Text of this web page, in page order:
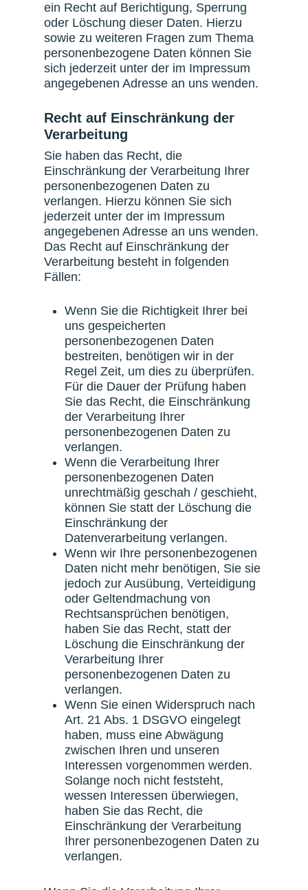
ein Recht auf Berichtigung, Sperrung
oder Löschung dieser Daten. Hierzu
sowie zu weiteren Fragen zum Thema
personenbezogene Daten können Sie
sich jederzeit unter der im Impressum
angegebenen Adresse an uns wenden.
Recht auf Einschränkung der
Verarbeitung
Sie haben das Recht, die
Einschränkung der Verarbeitung Ihrer
personenbezogenen Daten zu
verlangen. Hierzu können Sie sich
jederzeit unter der im Impressum
angegebenen Adresse an uns wenden.
Das Recht auf Einschränkung der
Verarbeitung besteht in folgenden
Fällen:
Wenn Sie die Richtigkeit Ihrer bei
uns gespeicherten
personenbezogenen Daten
bestreiten, benötigen wir in der
Regel Zeit, um dies zu überprüfen.
Für die Dauer der Prüfung haben
Sie das Recht, die Einschränkung
der Verarbeitung Ihrer
personenbezogenen Daten zu
verlangen.
Wenn die Verarbeitung Ihrer
personenbezogenen Daten
unrechtmäßig geschah / geschieht,
können Sie statt der Löschung die
Einschränkung der
Datenverarbeitung verlangen.
Wenn wir Ihre personenbezogenen
Daten nicht mehr benötigen, Sie sie
jedoch zur Ausübung, Verteidigung
oder Geltendmachung von
Rechtsansprüchen benötigen,
haben Sie das Recht, statt der
Löschung die Einschränkung der
Verarbeitung Ihrer
personenbezogenen Daten zu
verlangen.
Wenn Sie einen Widerspruch nach
Art. 21 Abs. 1 DSGVO eingelegt
haben, muss eine Abwägung
zwischen Ihren und unseren
Interessen vorgenommen werden.
Solange noch nicht feststeht,
wessen Interessen überwiegen,
haben Sie das Recht, die
Einschränkung der Verarbeitung
Ihrer personenbezogenen Daten zu
verlangen.